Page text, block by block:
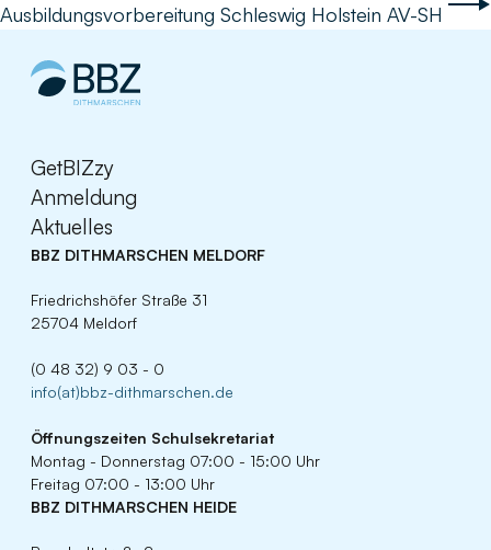
Ausbildungsvorbereitung Schleswig Holstein AV-SH
GetBIZzy
Anmeldung
Aktuelles
BBZ DITHMARSCHEN MELDORF
Friedrichshöfer Straße 31
25704 Meldorf
(0 48 32) 9 03 - 0
info(at)bbz-dithmarschen.de
Öffnungszeiten Schulsekretariat
Montag - Donnerstag 07:00 - 15:00 Uhr
Freitag 07:00 - 13:00 Uhr
BBZ DITHMARSCHEN HEIDE